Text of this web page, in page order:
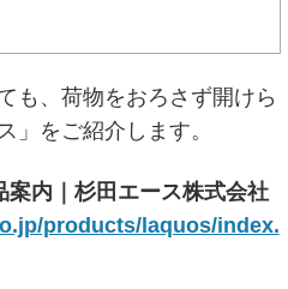
も、荷物をおろさず開けら
」をご紹介します。
内｜杉田エース株式会社
products/laquos/index.